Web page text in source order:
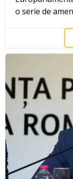
o serie de